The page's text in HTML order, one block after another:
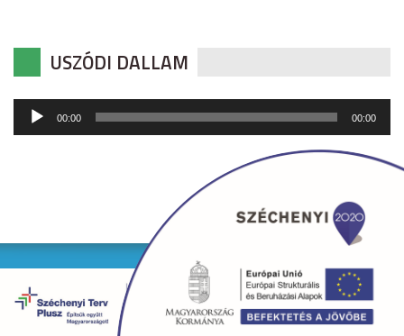
USZÓDI DALLAM
Audió
lejátszó
00:00 00:00
Copyright © 2026 uszod.hu Minden jog fenntartva. •
Készítette:fridrik.me